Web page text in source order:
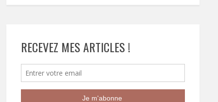
RECEVEZ MES ARTICLES !